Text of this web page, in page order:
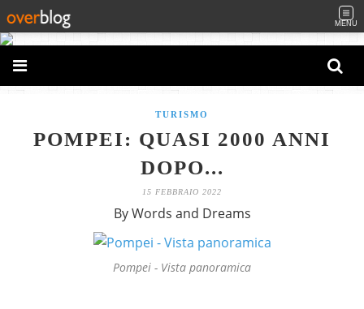
MENU
TURISMO
POMPEI: QUASI 2000 ANNI
DOPO...
15 FEBBRAIO 2022
By Words and Dreams
Pompei - Vista panoramica